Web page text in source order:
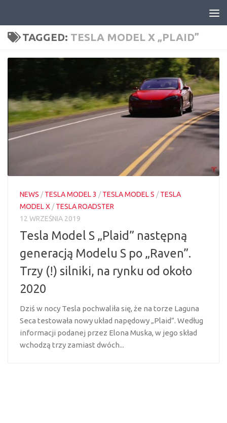
TAGGED: TESLA MODEL X „PLAID”
NEWS /TESLA MODEL 3 /TESLA MODEL S /TESLA
MODEL X /TESLA ROADSTER
12 WRZEŚNIA 2019
Tesla Model S „Plaid” następną
generacją Modelu S po „Raven”.
Trzy (!) silniki, na rynku od około
2020
Dziś w nocy Tesla pochwaliła się, że na torze Laguna
Seca testowała nowy układ napędowy „Plaid”. Według
informacji podanej przez Elona Muska, w jego skład
wchodzą trzy zamiast dwóch...